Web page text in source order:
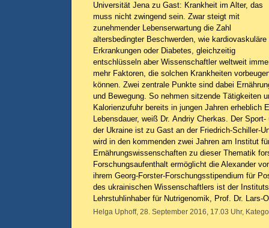
Universität Jena zu Gast: Krankheit im Alter, das
muss nicht zwingend sein. Zwar steigt mit
zunehmender Lebenserwartung die Zahl
altersbedingter Beschwerden, wie kardiovaskuläre
Erkrankungen oder Diabetes, gleichzeitig
entschlüsseln aber Wissenschaftler weltweit
mehr Faktoren, die solchen Krankheiten
können. Zwei zentrale Punkte sind dabei
und Bewegung. So nehmen sitzende Tätigkeiten
Kalorienzufuhr bereits in jungen Jahren erheblich
Lebensdauer, weiß Dr. Andriy Cherkas. Der
der Ukraine ist zu Gast an der Friedrich-Schiller-
wird in den kommenden zwei Jahren am Institut
Ernährungswissenschaften zu dieser Thematik
Forschungsaufenthalt ermöglicht die Alexander
ihrem Georg-Forster-Forschungsstipendium für
des ukrainischen Wissenschaftlers ist der
Lehrstuhlinhaber für Nutrigenomik, Prof. Dr. Lars-
Helga Uphoff, 28. September 2016, 17.03 Uhr,